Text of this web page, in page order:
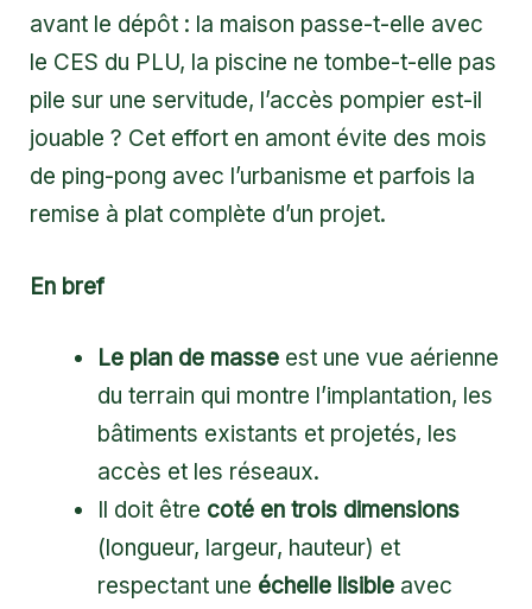
avant le dépôt : la maison passe-t-elle avec
le CES du PLU, la piscine ne tombe-t-elle pas
pile sur une servitude, l’accès pompier est-il
jouable ? Cet effort en amont évite des mois
de ping-pong avec l’urbanisme et parfois la
remise à plat complète d’un projet.
En bref
Le plan de masse est une vue aérienne
du terrain qui montre l’implantation, les
bâtiments existants et projetés, les
accès et les réseaux.
Il doit être coté en trois dimensions
(longueur, largeur, hauteur) et
respectant une échelle lisible avec